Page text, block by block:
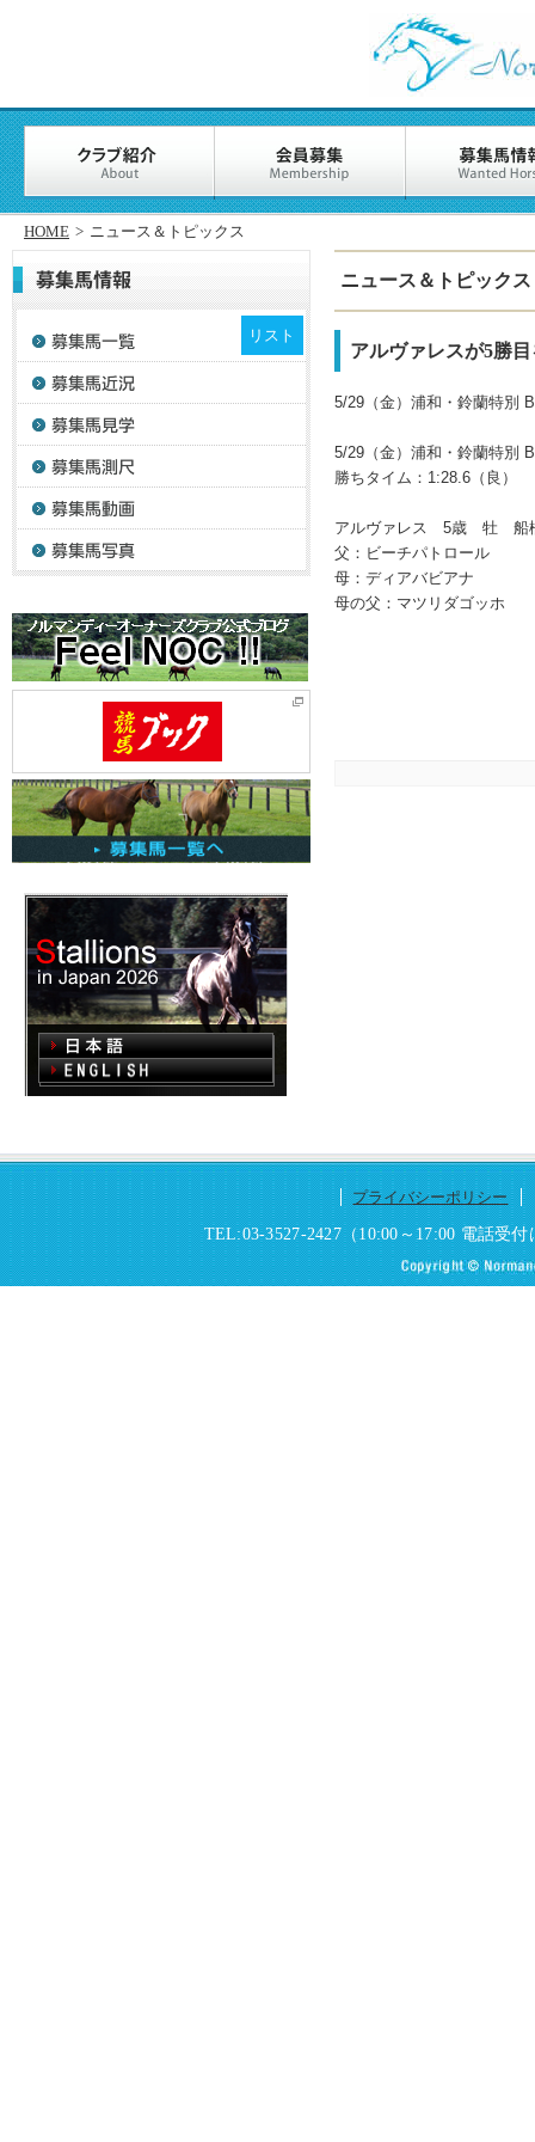
HOME > ニュース＆トピックス
リスト
ニュース＆トピックス
アルヴァレスが5勝
5/29（金）浦和・鈴蘭特別
5/29（金）浦和 ・ 鈴蘭特別
勝ちタイム：1:28.6（良）
アルヴァレス 5歳 牡 船
父：ビーチパトロール
母：ディアバビアナ
母の父：マツリダゴッホ
プライバシーポリシー
TEL:03-3527-2427（10:00～17:00 電話受